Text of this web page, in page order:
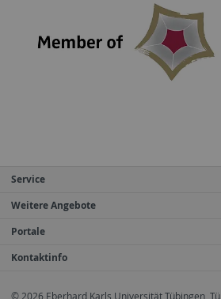
Service
Weitere Angebote
Portale
Kontaktinfo
© 2026 Eberhard Karls Universität Tübingen,